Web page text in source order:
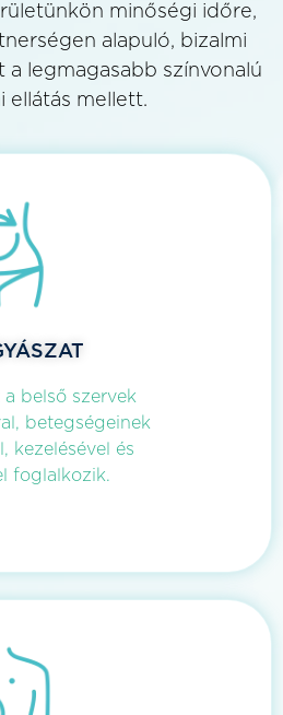
minőségi időre,
alapuló, bizalmi
a legmagasabb színvonalú
ellátás mellett.
belső szervek
betegségeinek
kezelésével és
foglalkozik.